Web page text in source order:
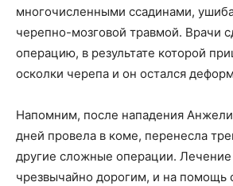
многочисленными ссадинами,
черепно-мозговой травмой. Врачи
операцию, в результате которой
осколки черепа и он остался
Напомним, после нападения
дней провела в коме, перенесла
другие сложные операции.
чрезвычайно дорогим, и на помощь